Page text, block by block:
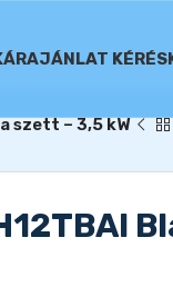
ÁRAJÁNLAT KÉRÉS
szett – 3,5 kW